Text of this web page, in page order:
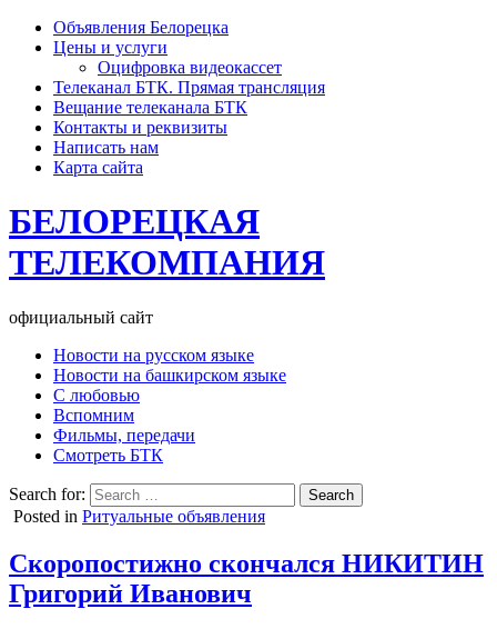
Объявления Белорецка
Цены и услуги
Оцифровка видеокассет
Телеканал БТК. Прямая трансляция
Вещание телеканала БТК
Контакты и реквизиты
Написать нам
Карта сайта
БЕЛОРЕЦКАЯ
ТЕЛЕКОМПАНИЯ
официальный сайт
Новости на русском языке
Новости на башкирском языке
С любовью
Вспомним
Фильмы, передачи
Смотреть БТК
Search for:
Posted in Ритуальные объявления
Скоропостижно скончался НИКИТИН
Григорий Иванович